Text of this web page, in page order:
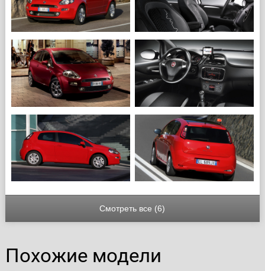
Смотреть все (6)
Похожие модели